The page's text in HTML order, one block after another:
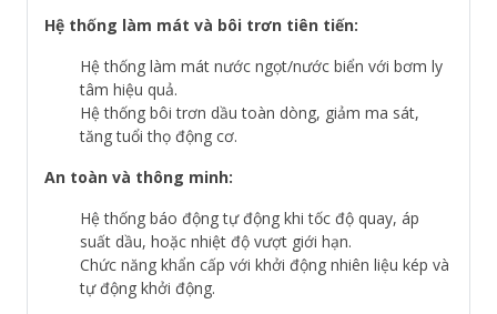
Hệ thống làm mát và bôi trơn tiên tiến:
Hệ thống làm mát nước ngọt/nước biển với bơm ly
tâm hiệu quả.
Hệ thống bôi trơn dầu toàn dòng, giảm ma sát,
tăng tuổi thọ động cơ.
An toàn và thông minh:
Hệ thống báo động tự động khi tốc độ quay, áp
suất dầu, hoặc nhiệt độ vượt giới hạn.
Chức năng khẩn cấp với khởi động nhiên liệu kép và
tự động khởi động.